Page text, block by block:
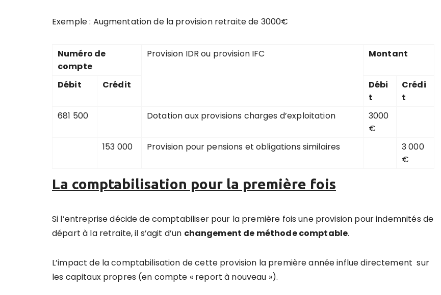
Exemple : Augmentation de la provision retraite de 3000€
Numéro de
compte
Provision IDR ou provision IFC Montant
Débit Crédit
Débi
t
Crédi
t
681 500
Dotation aux provisions charges d’exploitation
3000
€
153 000
Provision pour pensions et obligations similaires
3 000
€
La comptabilisation pour la première fois
Si l’entreprise décide de comptabiliser pour la première fois une provision pour indemnités de
départ à la retraite, il s’agit d’un changement de méthode comptable.
L’impact de la comptabilisation de cette provision la première année influe directement sur
les capitaux propres (en compte « report à nouveau »).